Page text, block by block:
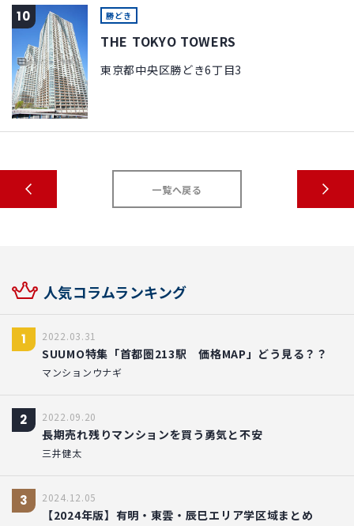
10 勝どき
THE TOKYO TOWERS
東京都中央区勝どき6丁目3
一覧へ戻る
人気コラムランキング
1 2022.03.31
SUUMO特集「首都圏213駅 価格MAP」どう見る？？
マンションウナギ
2 2022.09.20
長期売れ残りマンションを買う勇気と不安
三井健太
3 2024.12.05
【2024年版】有明・東雲・辰巳エリア学区域まとめ